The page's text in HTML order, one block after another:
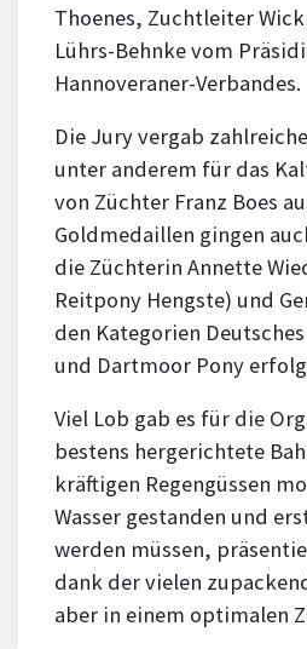
Thoenes, Zuchtleiter
Lührs-Behnke vom
Hannoveraner-Verbandes.
Die Jury vergab
unter anderem für das
von Züchter Franz Boes
Goldmedaillen gingen
die Züchterin Annette
Reitpony Hengste) und
den Kategorien
und Dartmoor Pony
Viel Lob gab es für die
bestens hergerichtete
kräftigen Regengüssen
Wasser gestanden und
werden müssen,
dank der vielen
aber in einem optimalen